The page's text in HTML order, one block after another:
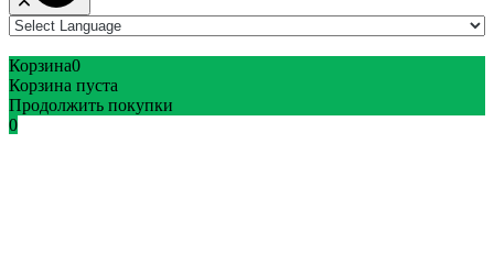
Корзина0
Корзина пуста
Продолжить покупки
0